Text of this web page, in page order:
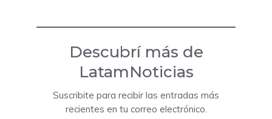
Descubrí más de
LatamNoticias
Suscribite para recibir las entradas más
recientes en tu correo electrónico.